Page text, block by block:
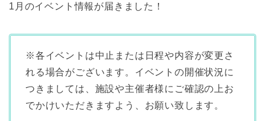
1月のイベント情報が届きました！
※各イベントは中止または日程や内容が変更さ
れる場合がございます。イベントの開催状況に
つきましては、施設や主催者様にご確認の上お
でかけいただきますよう、お願い致します。